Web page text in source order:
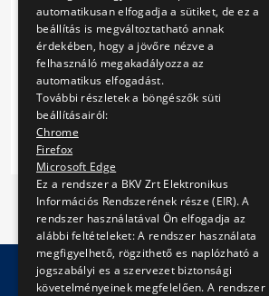
Előző 1 2 ...
15 16 17
automatikusan elfogadja a sütiket, de ez a
beállítás is megváltoztatható annak
érdekében, hogy a jövőre nézve a
felhasználó megakadályozza az
automatikus elfogadást.
További részletek a böngészők süti
beállításairól:
Chrome
Firefox
Microsoft Edge
Ez a rendszer a BKV Zrt Elektronikus
Információs Rendszerének része (EIR). A
rendszer használatával Ön elfogadja az
alábbi feltételeket: A rendszer használata
megfigyelhető, rögzithető es naplózható a
jogszabályi es a szervezet biztonsági
követelményeinek megfelelően. A rendszer